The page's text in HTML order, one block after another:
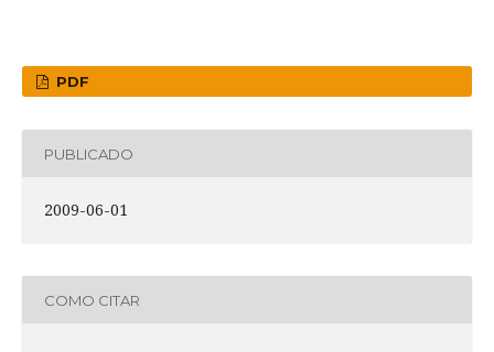
PDF
PUBLICADO
2009-06-01
COMO CITAR